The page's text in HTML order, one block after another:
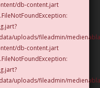
db-content.jart
uploads/fileadmin/
db-content.jart
uploads/fileadmin/